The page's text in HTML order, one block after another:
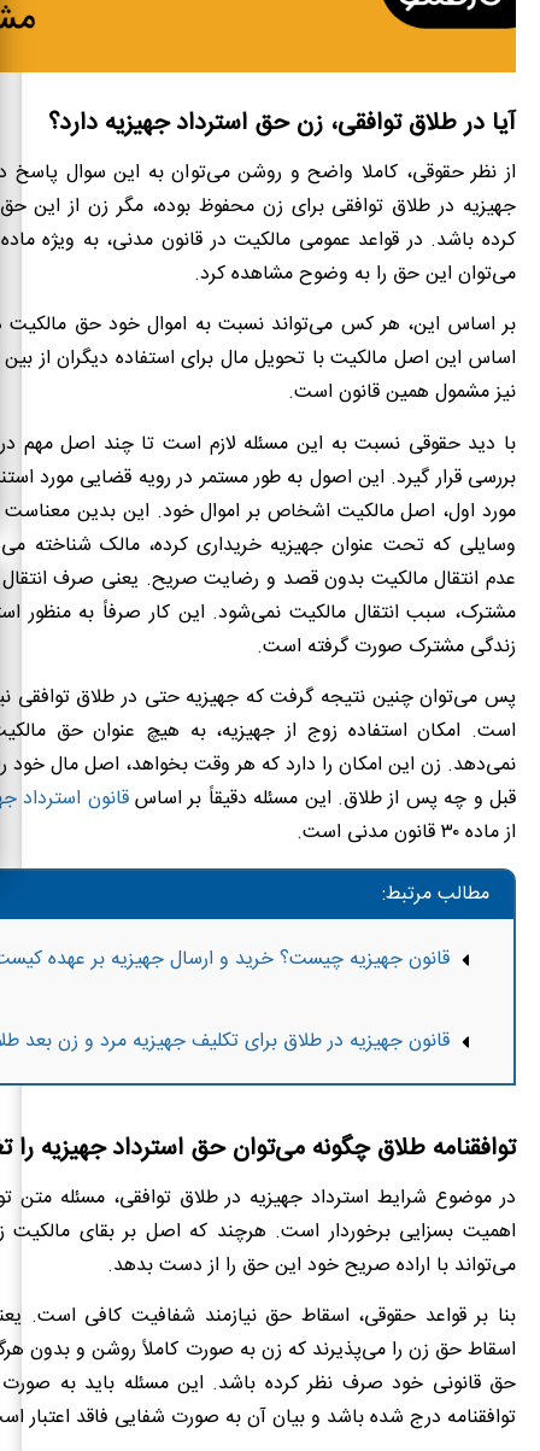
آیا در طلاق توافقی، زن حق استرداد جهیزیه دارد؟
از نظر حقوقی، کاملا واضح و روشن می‌توان به این سوال پاسخ
جهیزیه در طلاق توافقی برای زن محفوظ بوده، مگر زن از این
می‌توان این حق را به وضوح مشاهده کرد.
بر اساس این، هر کس می‌تواند نسبت به اموال خود حق مالکیت
اساس این اصل مالکیت با تحویل مال برای استفاده دیگران از
نیز مشمول همین قانون است.
با دید حقوقی نسبت به این مسئله لازم است تا چند اصل مهم در
بررسی قرار گیرد. این اصول به طور مستمر در رویه قضایی مورد
مورد اول، اصل مالکیت اشخاص بر اموال خود. این بدین
وسایلی که تحت عنوان جهیزیه خریداری کرده، مالک شناخته
عدم انتقال مالکیت بدون قصد و رضایت صریح. یعنی صرف انتقال
مشترک، سبب انتقال مالکیت نمی‌شود. این کار صرفاً به منظور
زندگی مشترک صورت گرفته است.
پس می‌توان چنین نتیجه گرفت که جهیزیه حتی در طلاق توافقی
است. امکان استفاده زوج از جهیزیه، به هیچ عنوان حق
نمی‌دهد. زن این امکان را دارد که هر وقت بخواهد، اصل مال خود
قبل و چه پس از طلاق. این مسئله دقیقاً بر اساسقانون استرداد
از ماده ۳۰ قانون مدنی است.
مطالب مرتبط:
قانون جهیزیه چیست؟ خرید و ارسال جهیزیه بر عهده
قانون جهیزیه در طلاق برای تکلیف جهیزیه مرد و زن
توافقنامه طلاق چگونه می‌توان حق استرداد جهیزیه را
در موضوع شرایط استرداد جهیزیه در طلاق توافقی، مسئله متن
اهمیت بسزایی برخوردار است. هرچند که اصل بر بقای مالکیت
می‌تواند با اراده صریح خود این حق را از دست بدهد.
بنا بر قواعد حقوقی، اسقاط حق نیازمند شفافیت کافی است.
اسقاط حق زن را می‌پذیرند که زن به صورت کاملاً روشن و بدون
حق قانونی خود صرف نظر کرده باشد. این مسئله باید به
توافقنامه درج شده باشد و بیان آن به صورت شفایی فاقد اعتبار